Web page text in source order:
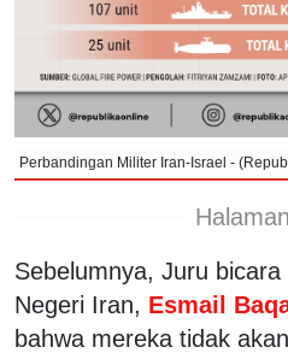
Perbandingan Militer Iran-Israel -
Sebelumnya, Juru
Negeri Iran, Esmail
bahwa mereka tidak